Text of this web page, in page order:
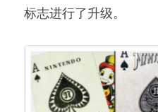
标志进行了升级。